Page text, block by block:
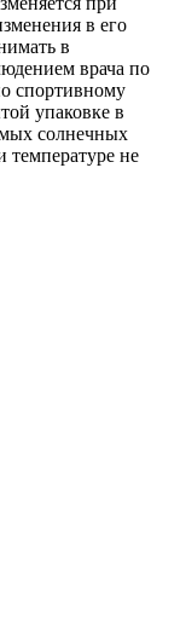
в его
в
врача по
спортивному
упаковке в
солнечных
температуре не